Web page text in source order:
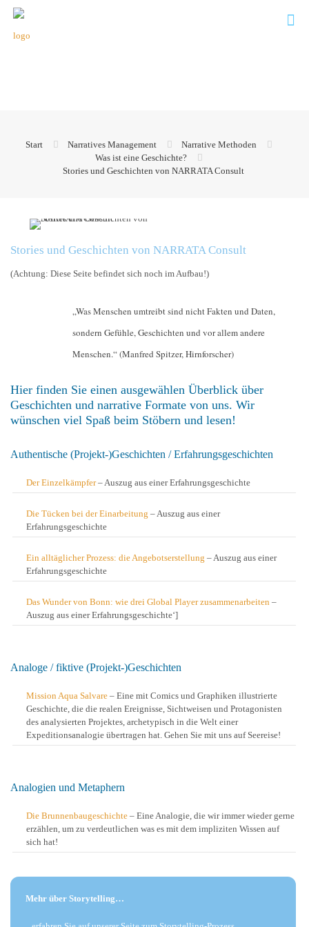
Start Narratives Management
Narrative Methoden
Was ist eine Geschichte?
Stories und Geschichten von NARRATA Consult
Stories und Geschichten von NARRATA Consult
(Achtung: Diese Seite befindet sich noch im Aufbau!)
„Was Menschen umtreibt sind nicht Fakten und Daten,
sondern Gefühle, Geschichten und vor allem andere
Menschen.“ (Manfred Spitzer, Hirnforscher)
Hier finden Sie einen ausgewählen Überblick über
Geschichten und narrative Formate von uns. Wir
wünschen viel Spaß beim Stöbern und lesen!
Authentische (Projekt-)Geschichten / Erfahrungsgeschichten
Der Einzelkämpfer– Auszug aus einer Erfahrungsgeschichte
Die Tücken bei der Einarbeitung – Auszug aus einer
Erfahrungsgeschichte
Ein alltäglicher Prozess: die Angebotserstellung – Auszug aus einer
Erfahrungsgeschichte
Das Wunder von Bonn: wie drei Global Player zusammenarbeiten –
Auszug aus einer Erfahrungsgeschichte‘]
Analoge / fiktive (Projekt-)Geschichten
Mission Aqua Salvare – Eine mit Comics und Graphiken illustrierte
Geschichte, die die realen Ereignisse, Sichtweisen und Protagonisten
des analysierten Projektes, archetypisch in die Welt einer
Expeditionsanalogie übertragen hat. Gehen Sie mit uns auf Seereise!
Analogien und Metaphern
Die Brunnenbaugeschichte – Eine Analogie, die wir immer wieder gerne
erzählen, um zu verdeutlichen was es mit dem impliziten Wissen auf
sich hat!
Mehr über Storytelling…